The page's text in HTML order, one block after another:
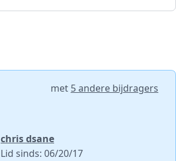
met 5 andere bijdragers
chris dsane
Lid sinds: 06/20/17